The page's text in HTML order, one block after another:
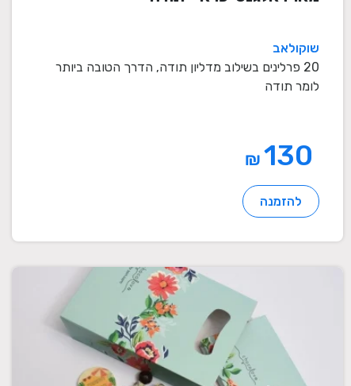
שוקולאב
20 פרלינים בשילוב מדליון תודה, הדרך הטובה ביותר
לומר תודה
₪
להזמנה